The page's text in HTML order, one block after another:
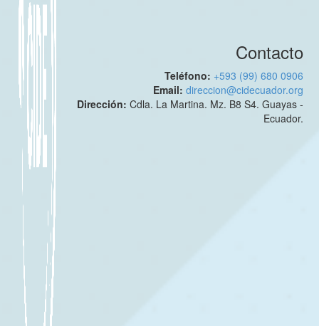
Contacto
Teléfono: +593 (99) 680 0906
Email:direccion@cidecuador.org
Dirección:Cdla. La Martina. Mz. B8 S4. Guayas -
Ecuador.